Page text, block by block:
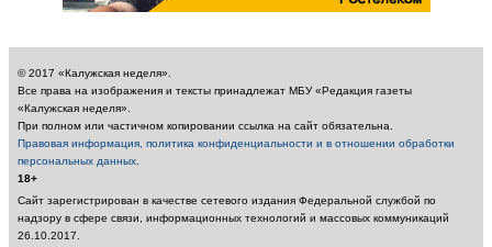
© 2017 «Калужская неделя».
Все права на изображения и тексты принадлежат МБУ «Редакция газеты
«Калужская неделя».
При полном или частичном копировании ссылка на сайт обязательна.
Правовая информация, политика конфиденциальности и в отношении обработки
персональных данных
18+
Сайт зарегистрирован в качестве сетевого издания Федеральной службой по
надзору в сфере связи, информационных технологий и массовых коммуникаций
26.10.2017.